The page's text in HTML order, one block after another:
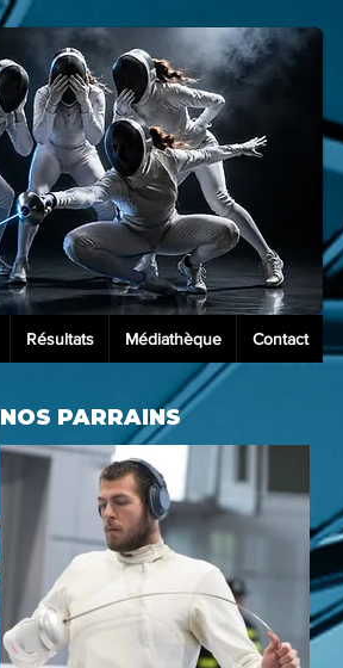
Résultats Médiathèque Contact
NOS PARRAINS